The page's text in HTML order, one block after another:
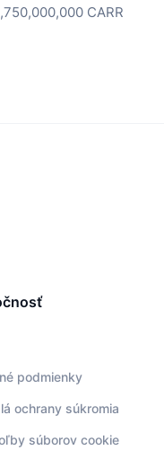
CARR
podmienky
ochrany súkromia
súborov cookie